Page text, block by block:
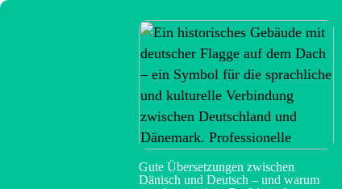
Gute Übersetzungen zwischen
Dänisch und Deutsch – und warum